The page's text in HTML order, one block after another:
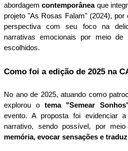
abordagem contemporânea que
projeto "As Rosas Falam" (2024),
perspectiva com seu foco na
narrativas emocionais por meio de
escolhidos.
Como foi a edição de 2025 na
No ano de 2025, atuando como
explorou o tema "Semear
evento. A proposta foi evidenciar
narrativo, sendo possível, por
memória, evocar sensações e